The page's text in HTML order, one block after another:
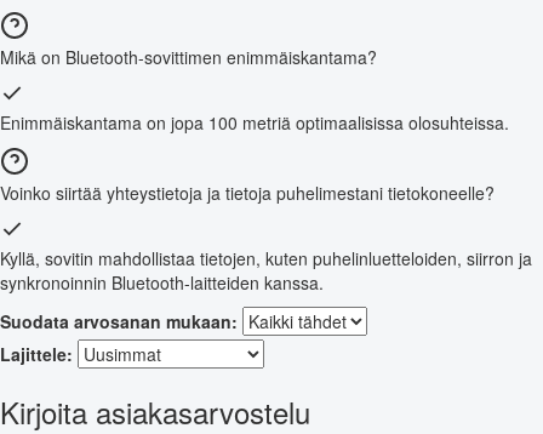
Mikä on Bluetooth-sovittimen enimmäiskantama?
Enimmäiskantama on jopa 100 metriä optimaalisissa olosuhteissa.
Voinko siirtää yhteystietoja ja tietoja puhelimestani tietokoneelle?
Kyllä, sovitin mahdollistaa tietojen, kuten puhelinluetteloiden, siirron ja
synkronoinnin Bluetooth-laitteiden kanssa.
Suodata arvosanan mukaan:
Lajittele:
Kirjoita asiakasarvostelu